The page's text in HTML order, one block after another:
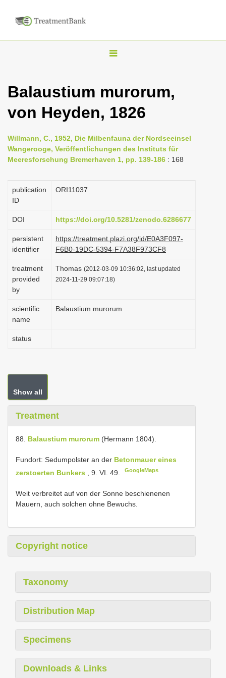
T
g
l
n
a
i
t
i
o
n
Balaustium murorum,
von Heyden, 1826
Willmann, C., 1952, Die Milbenfauna der Nordseeinsel
Wangerooge, Veröffentlichungen des Instituts für
Meeresforschung Bremerhaven 1, pp. 139-186 : 168
publication
ID
ORI11037
DOI https://doi.org/10.5281/zenodo.6286677
persistent
identifier
https://treatment.plazi.org/id/E0A3F097-
F6B0-19DC-5394-F7A38F973CF8
treatment
provided
by
Thomas (2012-03-09 10:36:02, last updated
2024-11-29 09:07:18)
scientific
name
Balaustium murorum
status
Show all
Treatment
88. Balaustium murorum (Hermann 1804).
Fundort: Sedumpolster an der Betonmauer eines
zerstoerten Bunkers
, 9. VI. 49. GoogleMaps
Weit verbreitet auf von der Sonne beschienenen
Mauern, auch solchen ohne Bewuchs.
Copyright notice
Taxonomy
Distribution Map
Specimens
Downloads & Links